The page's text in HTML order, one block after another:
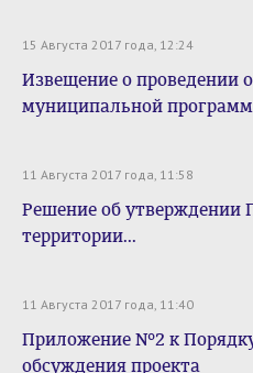
15 Августа 2017 года, 12:24
Извещение о проведении
муниципальной
11 Августа 2017 года, 11:58
Решение об утверждении
территории...
11 Августа 2017 года, 11:40
Приложение №2 к
обсуждения проекта